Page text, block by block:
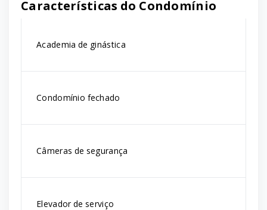
Características do Condomínio
Academia de ginástica
Condomínio fechado
Câmeras de segurança
Elevador de serviço